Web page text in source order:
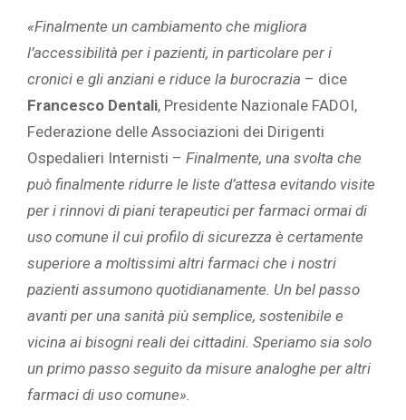
«Finalmente un cambiamento che migliora
l’accessibilità per i pazienti, in particolare per i
cronici e gli anziani e riduce la burocrazia – dice
Francesco Dentali, Presidente Nazionale FADOI,
Federazione delle Associazioni dei Dirigenti
Ospedalieri Internisti – Finalmente, una svolta che
può finalmente ridurre le liste d’attesa evitando visite
per i rinnovi di piani terapeutici per farmaci ormai di
uso comune il cui profilo di sicurezza è certamente
superiore a moltissimi altri farmaci che i nostri
pazienti assumono quotidianamente. Un bel passo
avanti per una sanità più semplice, sostenibile e
vicina ai bisogni reali dei cittadini. Speriamo sia solo
un primo passo seguito da misure analoghe per altri
farmaci di uso comune».